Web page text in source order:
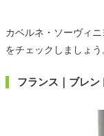
カベルネ・ソーヴィ
をチェックしましょう
フランス｜ブレン